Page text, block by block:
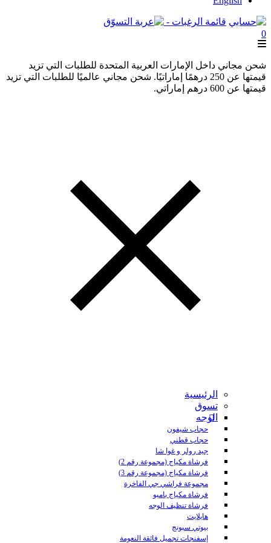
قائمة الرغبات -
0
شحن مجاني داخل الإمارات العربية المتحدة للطلبات التي تزيد
قيمتها عن 250 درهمًا إماراتيًا. شحن مجاني عالميًا للطلبات التي تزيد
قيمتها عن 600 درهم إماراتي.
الرئيسية
تسوق
الوجه
حجاب شيفون
حجاب قطني
جيد رولر و غوا شا
فرشاة مكياج (مجموعة رقم 2)
فرشاة مكياج (مجموعة رقم 3)
مجموعة فراشي جي الفاخرة
فرشاة مكياج بامبو
فرشاة تنظيف الوجه
هايلايت
بيوتي سبونج
إسفنجات تجميل فائقة النعومة